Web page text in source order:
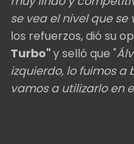
se vea el nivel que se
los refuerzos, dió su
Turbo"y selló que "
izquierdo, lo fuimos a
vamos a utilizarlo en